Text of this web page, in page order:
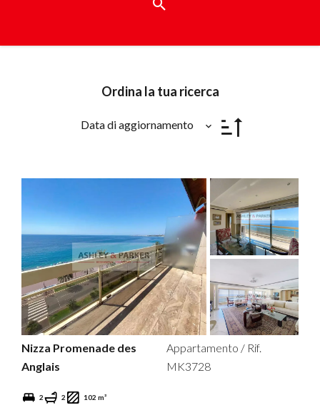
Ordina la tua ricerca
Data di aggiornamento
Nizza Promenade des
Anglais
Appartamento / Rif.
MK3728
2 2 102 m²